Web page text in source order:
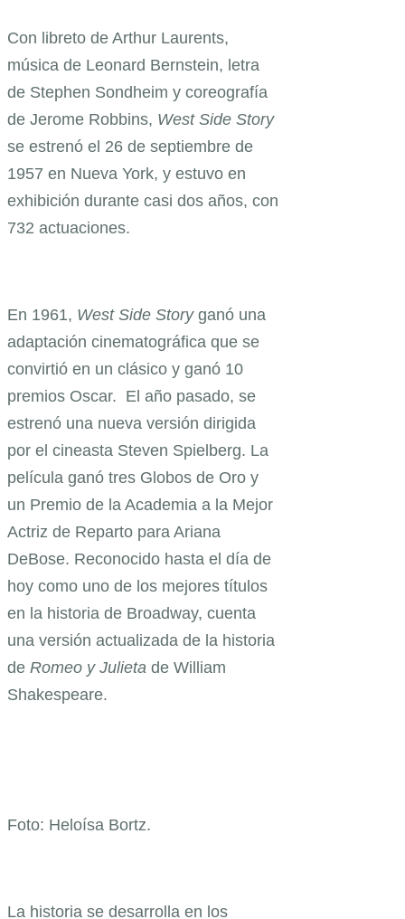
Con libreto de Arthur Laurents,
música de Leonard Bernstein, letra
de Stephen Sondheim y coreografía
de Jerome Robbins, West Side Story
se estrenó el 26 de septiembre de
1957 en Nueva York, y estuvo en
exhibición durante casi dos años, con
732 actuaciones.
En 1961, West Side Storyganó una
adaptación cinematográfica que se
convirtió en un clásico y ganó 10
premios Oscar. El año pasado, se
estrenó una nueva versión dirigida
por el cineasta Steven Spielberg. La
película ganó tres Globos de Oro y
un Premio de la Academia a la Mejor
Actriz de Reparto para Ariana
DeBose. Reconocido hasta el día de
hoy como uno de los mejores títulos
en la historia de Broadway, cuenta
una versión actualizada de la historia
de Romeo y Julieta de William
Shakespeare.
Foto: Heloísa Bortz.
La historia se desarrolla en los